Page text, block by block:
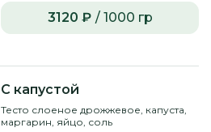
3120 ₽ / 1000 гр
С капустой
Тесто слоеное дрожжевое, капуста,
маргарин, яйцо, соль